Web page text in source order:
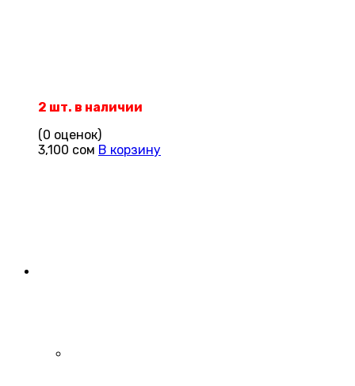
2 шт. в наличии
(0 оценок)
3,100 сом В корзину